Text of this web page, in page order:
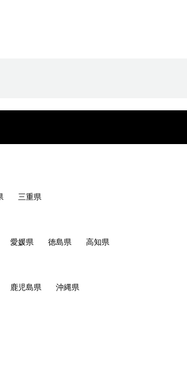
三重県
愛媛県 徳島県 高知県
鹿児島県 沖縄県